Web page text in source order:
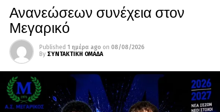
Ανανεώσεων συνέχεια στον
Μεγαρικό
Published 1 ημέρα ago on 08/08/2026
By ΣΥΝΤΑΚΤΙΚΗ ΟΜΑΔΑ